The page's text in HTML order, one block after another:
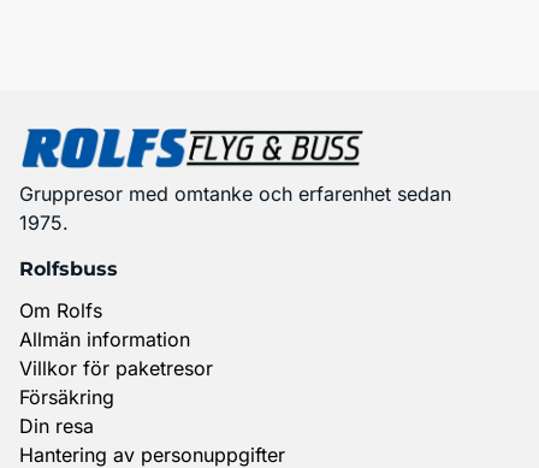
Gruppresor med omtanke och erfarenhet sedan
1975.
Rolfsbuss
Om Rolfs
Allmän information
Villkor för paketresor
Försäkring
Din resa
Hantering av personuppgifter